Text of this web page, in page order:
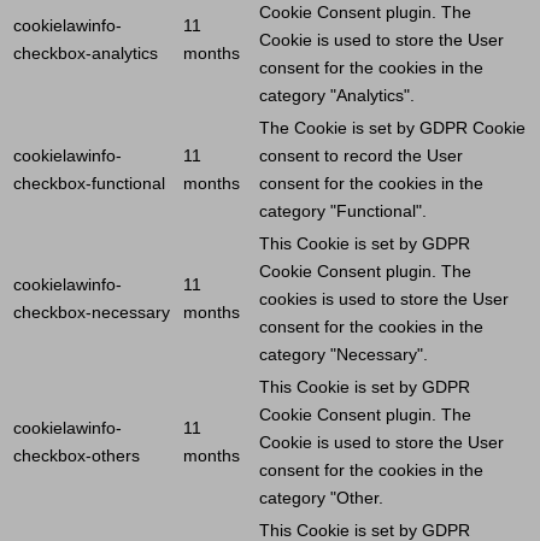
cookielawinfo-
checkbox-analytics
11
months
Cookie Consent plugin. The
Cookie is used to store the User
consent for the cookies in the
category "Analytics".
cookielawinfo-
checkbox-functional
11
months
The Cookie is set by GDPR Cookie
consent to record the User
consent for the cookies in the
category "Functional".
cookielawinfo-
checkbox-necessary
11
months
This Cookie is set by GDPR
Cookie Consent plugin. The
cookies is used to store the User
consent for the cookies in the
category "Necessary".
cookielawinfo-
checkbox-others
11
months
This Cookie is set by GDPR
Cookie Consent plugin. The
Cookie is used to store the User
consent for the cookies in the
category "Other.
This Cookie is set by GDPR